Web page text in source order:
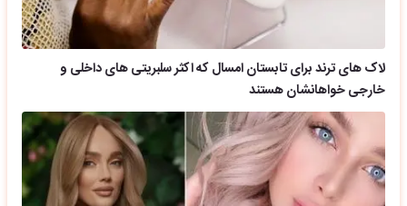
لاک های ترند برای تابستان امسال که اکثر سلبریتی های داخلی و
خارجی خواهانشان هستند